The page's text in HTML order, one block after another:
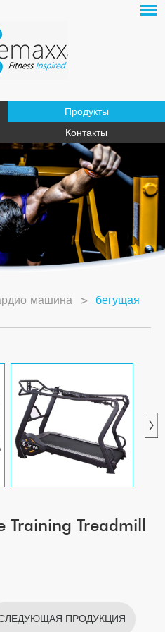
Продукты
Контакты
машина > бегущая
Training Treadmill
ПРОДУКЦИЯ